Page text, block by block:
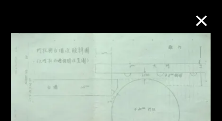
M+藏品
进一步筛选 搜索